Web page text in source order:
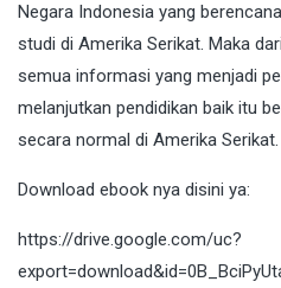
Negara Indonesia yang
studi di Amerika Serikat. Maka
semua informasi yang menjadi
melanjutkan pendidikan baik itu
secara normal di Amerika Serikat.
Download ebook nya disini ya:
https://drive.google.com/uc?